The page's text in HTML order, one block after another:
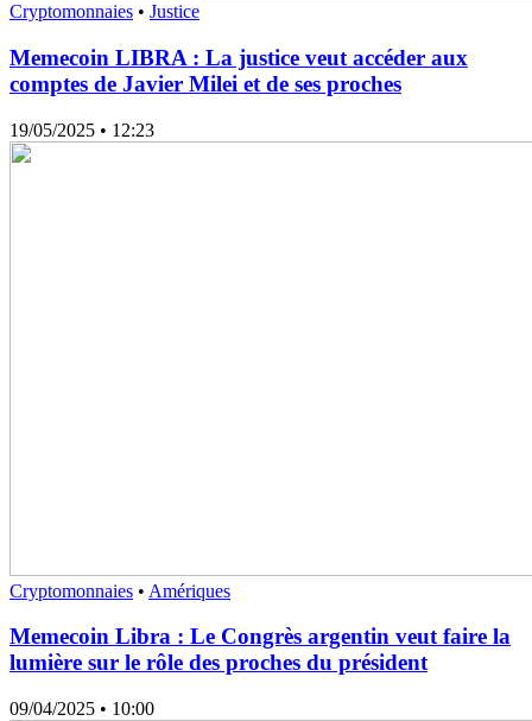
Cryptomonnaies • Justice
Memecoin LIBRA : La justice veut accéder aux
comptes de Javier Milei et de ses proches
19/05/2025 • 12:23
Cryptomonnaies • Amériques
Memecoin Libra : Le Congrès argentin veut faire la
lumière sur le rôle des proches du président
09/04/2025 • 10:00